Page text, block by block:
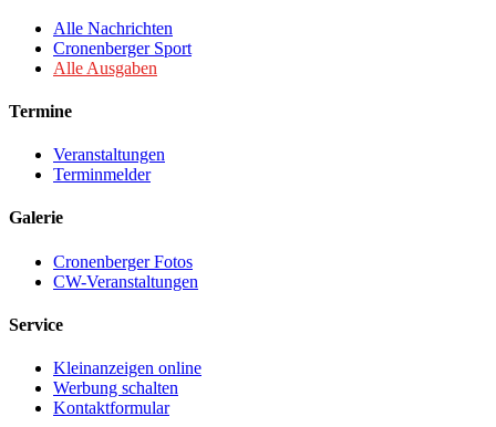
Alle Nachrichten
Cronenberger Sport
Alle Ausgaben
Termine
Veranstaltungen
Terminmelder
Galerie
Cronenberger Fotos
CW-Veranstaltungen
Service
Kleinanzeigen online
Werbung schalten
Kontaktformular